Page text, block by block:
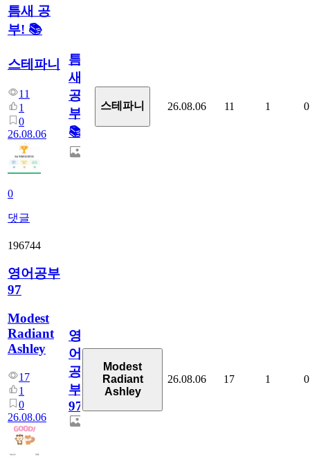
틈새 공
부! 📚
스테파니
11
1
0
26.08.06
0
댓글
틈
새
공
부!
📚
스테파니 26.08.06 11 1 0
196744
영어공부
97
Modest
Radiant
Ashley
17
1
0
26.08.06
영
어
공
부
97
Modest
Radiant
Ashley
26.08.06 17 1 0